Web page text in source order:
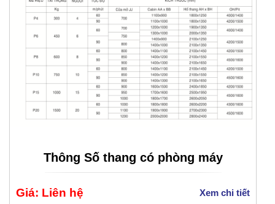
Thông Số thang có phòng máy
Giá: Liên hệ Xem chi tiết